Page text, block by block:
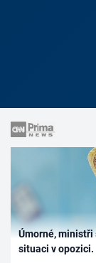
Úmorné, ministři
situaci v opozici.